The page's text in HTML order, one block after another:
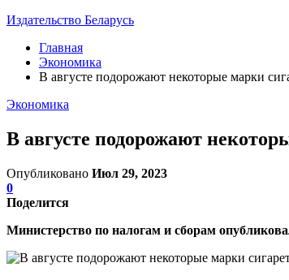
Издательство Беларусь
Главная
Экономика
В августе подорожают некоторые марки
Экономика
В августе подорожают
Опубликовано Июл 29, 2023
0
Поделится
Министерство по налогам и сборам